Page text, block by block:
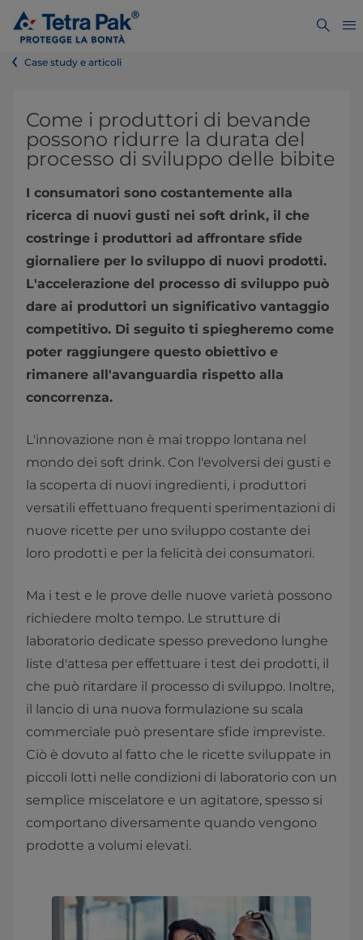
Case study e articoli
Come i produttori di bevande
possono ridurre la durata del
processo di sviluppo delle bibite
I consumatori sono costantemente alla
ricerca di nuovi gusti nei soft drink, il che
costringe i produttori ad affrontare sfide
giornaliere per lo sviluppo di nuovi prodotti.
L'accelerazione del processo di sviluppo può
dare ai produttori un significativo vantaggio
competitivo. Di seguito ti spiegheremo come
poter raggiungere questo obiettivo e
rimanere all'avanguardia rispetto alla
concorrenza.
L'innovazione non è mai troppo lontana nel
mondo dei soft drink. Con l'evolversi dei gusti e
la scoperta di nuovi ingredienti, i produttori
versatili effettuano frequenti sperimentazioni di
nuove ricette per uno sviluppo costante dei
loro prodotti e per la felicità dei consumatori.
Ma i test e le prove delle nuove varietà possono
richiedere molto tempo. Le strutture di
laboratorio dedicate spesso prevedono lunghe
liste d'attesa per effettuare i test dei prodotti, il
che può ritardare il processo di sviluppo. Inoltre,
il lancio di una nuova formulazione su scala
commerciale può presentare sfide impreviste.
Ciò è dovuto al fatto che le ricette sviluppate in
piccoli lotti nelle condizioni di laboratorio con un
semplice miscelatore e un agitatore, spesso si
comportano diversamente quando vengono
prodotte a volumi elevati.